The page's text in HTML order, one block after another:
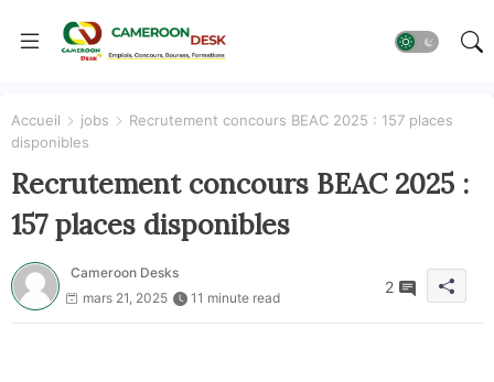
Accueil jobs
Recrutement concours BEAC 2025 : 157 places
disponibles
Recrutement concours BEAC 2025 :
157 places disponibles
Cameroon Desks
mars 21, 2025
11 minute read
2